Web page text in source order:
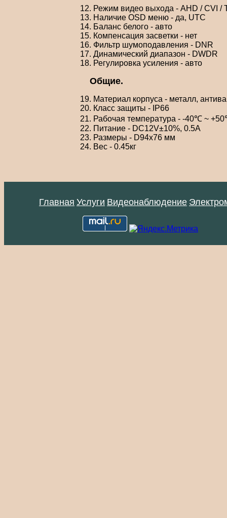
12. Режим видео выхода - AHD / CVI /
13. Наличие OSD меню - да, UTC
14. Баланс белого - авто
15. Компенсация засветки - нет
16. Фильтр шумоподавления - DNR
17. Динамический диапазон - DWDR
18. Регулировка усиления - авто
Общие.
19. Материал корпуса - металл,
20. Класс защиты - IP66
21. Рабочая температура - -40℃ ~
22. Питание - DC12V±10%, 0.5А
23. Размеры - D94x76 мм
24. Вес - 0.45кг
Главная Услуги Видеонаблюдение